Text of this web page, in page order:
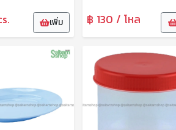
เพิ่ม ฿ 130 / โหล